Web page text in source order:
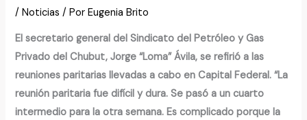
/Noticias / PorEugenia Brito
El secretario general del Sindicato del Petróleo y Gas
Privado del Chubut, Jorge “Loma” Ávila, se refirió a las
reuniones paritarias llevadas a cabo en Capital Federal. “La
reunión paritaria fue difícil y dura. Se pasó a un cuarto
intermedio para la otra semana. Es complicado porque la